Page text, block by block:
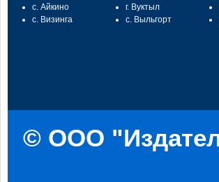
с. Айкино
с. Визинга
г. Вуктыл
с. Выльгорт
© ООО